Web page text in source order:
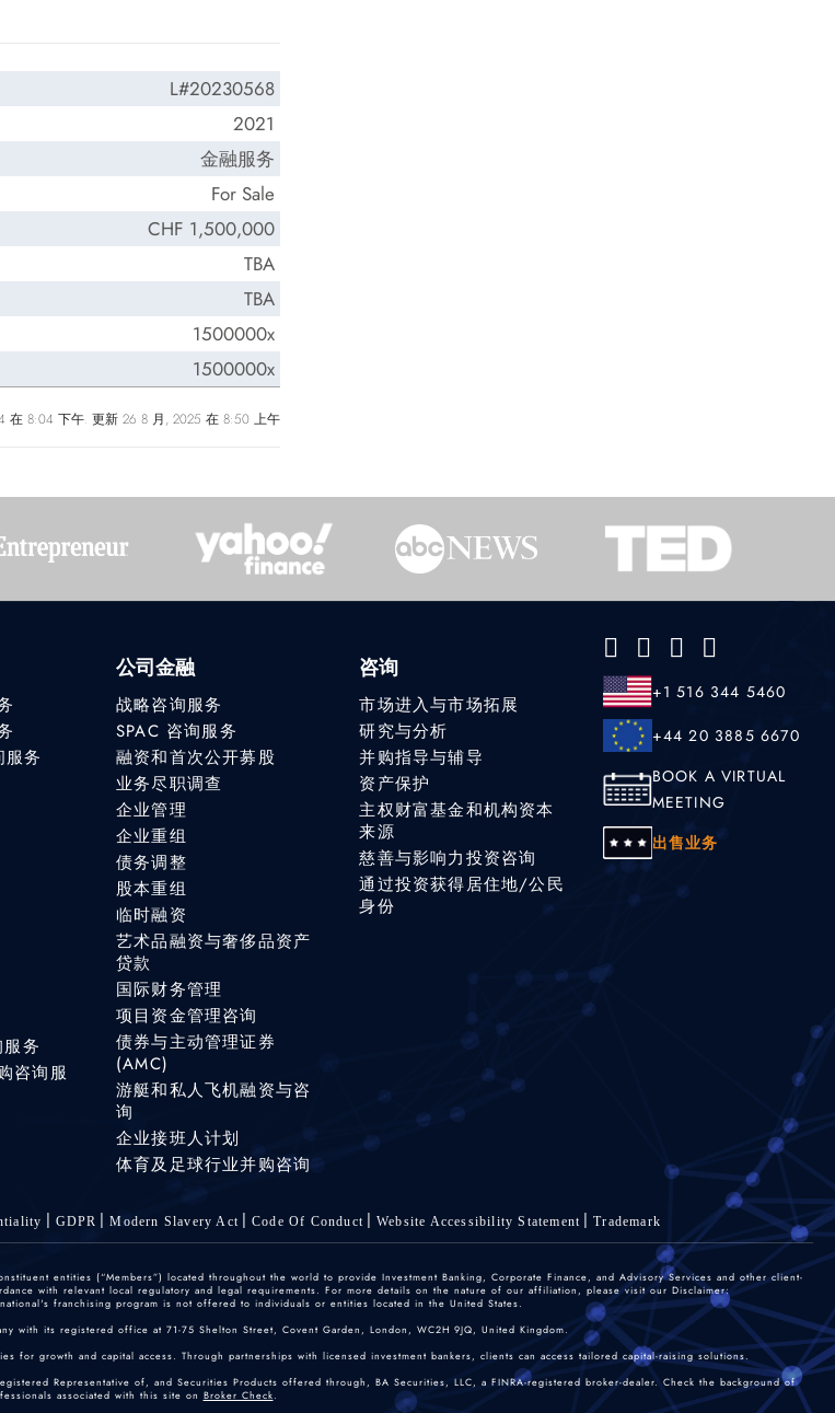
L#20230568
2021
金融服务
For Sale
CHF 1,500,000
TBA
TBA
1500000x
1500000x
在 8:04 下午. 更新 26 8 月, 2025 在 8:50 上午
服务
务
咨询服
公司金融
战略咨询服务
SPAC 咨询服务
融资和首次公开募股
业务尽职调查
企业管理
企业重组
债务调整
股本重组
临时融资
艺术品融资与奢侈品资产
贷款
国际财务管理
项目资金管理咨询
债券与主动管理证券
(AMC)
游艇和私人飞机融资与咨
询
企业接班人计划
体育及足球行业并购咨询
咨询
市场进入与市场拓展
研究与分析
并购指导与辅导
资产保护
主权财富基金和机构资本
来源
慈善与影响力投资咨询
通过投资获得居住地/公民
身份
+1 516 344 5460
+44 20 3885 6670
BOOK A VIRTUAL
MEETING
出售业务
GDPR Modern Slavery Act Code Of Conduct Website Accessibility Statement Trademark
entities (“Members”) located throughout the world to provide Investment Banking, Corporate Finance, and Advisory Services and other client-
with relevant local regulatory and legal requirements. For more details on the nature of our affiliation, please visit our Disclaimer:
franchising program is not offered to individuals or entities located in the United States.
with its registered office at 71-75 Shelton Street, Covent Garden, London, WC2H 9JQ, United Kingdom.
for growth and capital access. Through partnerships with licensed investment bankers, clients can access tailored capital-raising solutions.
Representative of, and Securities Products offered through, BA Securities, LLC, a FINRA-registered broker-dealer. Check the background of
associated with this site on Broker Check.